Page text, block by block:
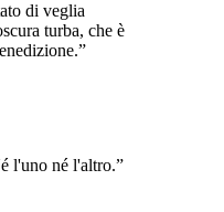
di veglia
turba, che è
l'uno né l'altro.”